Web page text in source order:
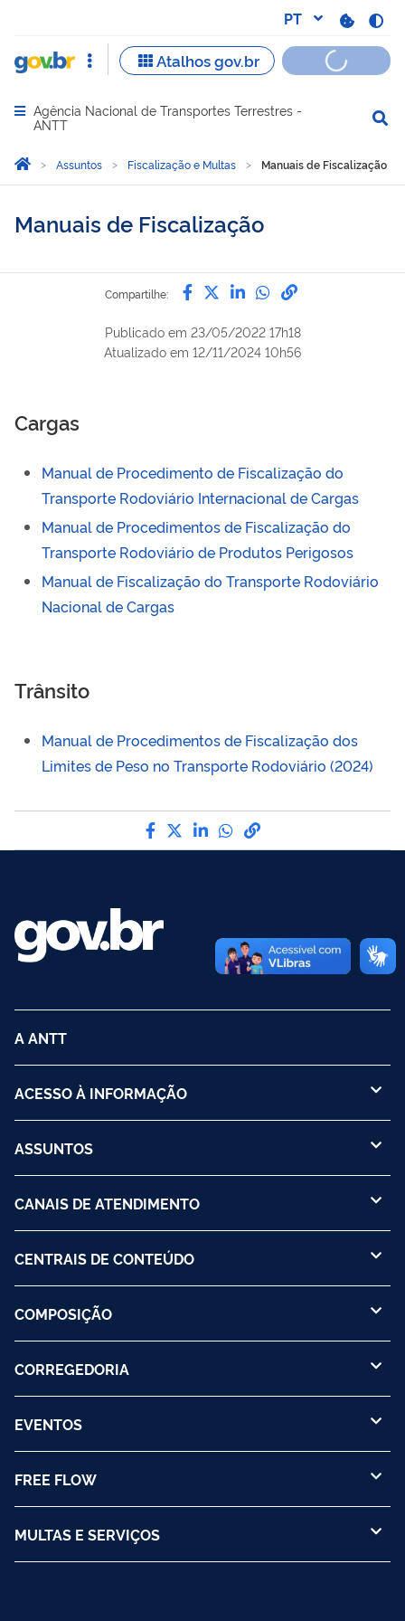
Abrir menu principal de navegação
Agência Nacional de Transportes Terrestres -
ANTT
Você está aqui:
Página Inicial
Assuntos Fiscalização e Multas Manuais de Fiscalização
Manuais de Fiscalização
Compartilhe: Compartilhe por Facebook
Compartilhe por Twitter
Compartilhe por
Compartilhe
link para
Publicado em 23/05/2022 17h18
Atualizado em 12/11/2024 10h56
Cargas
Manual de Procedimento de Fiscalização do
Transporte Rodoviário Internacional de Cargas
Manual de Procedimentos de Fiscalização do
Transporte Rodoviário de Produtos Perigosos
Manual de Fiscalização do Transporte Rodoviário
Nacional de Cargas
Trânsito
Manual de Procedimentos de Fiscalização dos
Limites de Peso no Transporte Rodoviário (2024)
Compartilhe por Facebook
Compartilhe por Twitter
Compartilhe por
Compartilhe por
link para Copiar
A ANTT
ACESSO À INFORMAÇÃO
ASSUNTOS
CANAIS DE ATENDIMENTO
CENTRAIS DE CONTEÚDO
COMPOSIÇÃO
CORREGEDORIA
EVENTOS
FREE FLOW
MULTAS E SERVIÇOS